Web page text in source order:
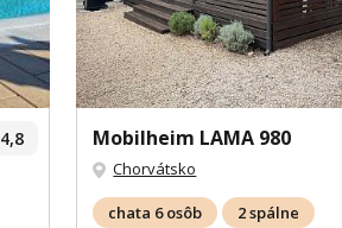
4,8 Mobilheim LAMA 980
Chorvátsko
chata 6 osôb
2 spálne